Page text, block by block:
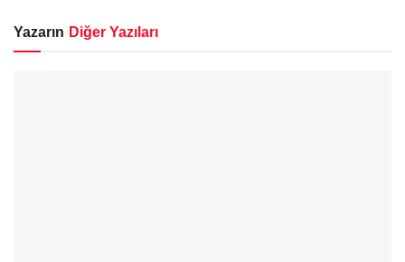
Yazarın Diğer Yazıları